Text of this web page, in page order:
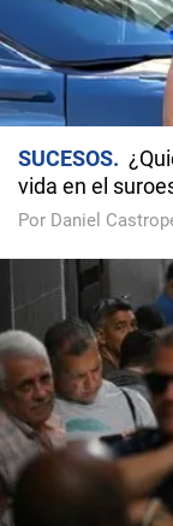
SUCESOS
vida en el
Por Daniel